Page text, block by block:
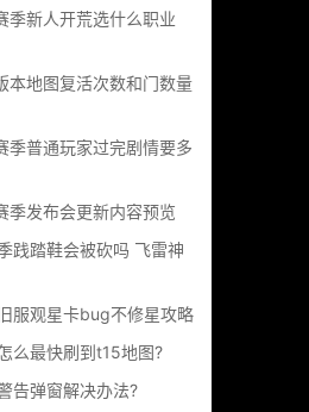
季新人开荒选什么职业
本地图复活次数和门数量
季普通玩家过完剧情要多
季发布会更新内容预览
践踏鞋会被砍吗 飞雷神
服观星卡bug不修星攻略
么最快刷到t15地图?
告弹窗解决办法?